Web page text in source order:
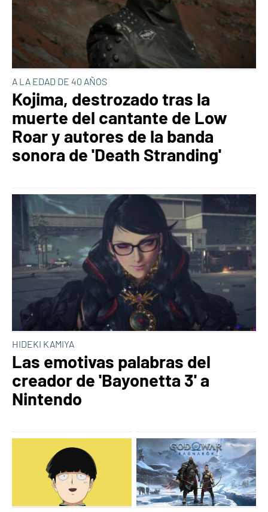
A LA EDAD DE 40 AÑOS
Kojima, destrozado tras la
muerte del cantante de Low
Roar y autores de la banda
sonora de 'Death Stranding'
HIDEKI KAMIYA
Las emotivas palabras del
creador de 'Bayonetta 3' a
Nintendo